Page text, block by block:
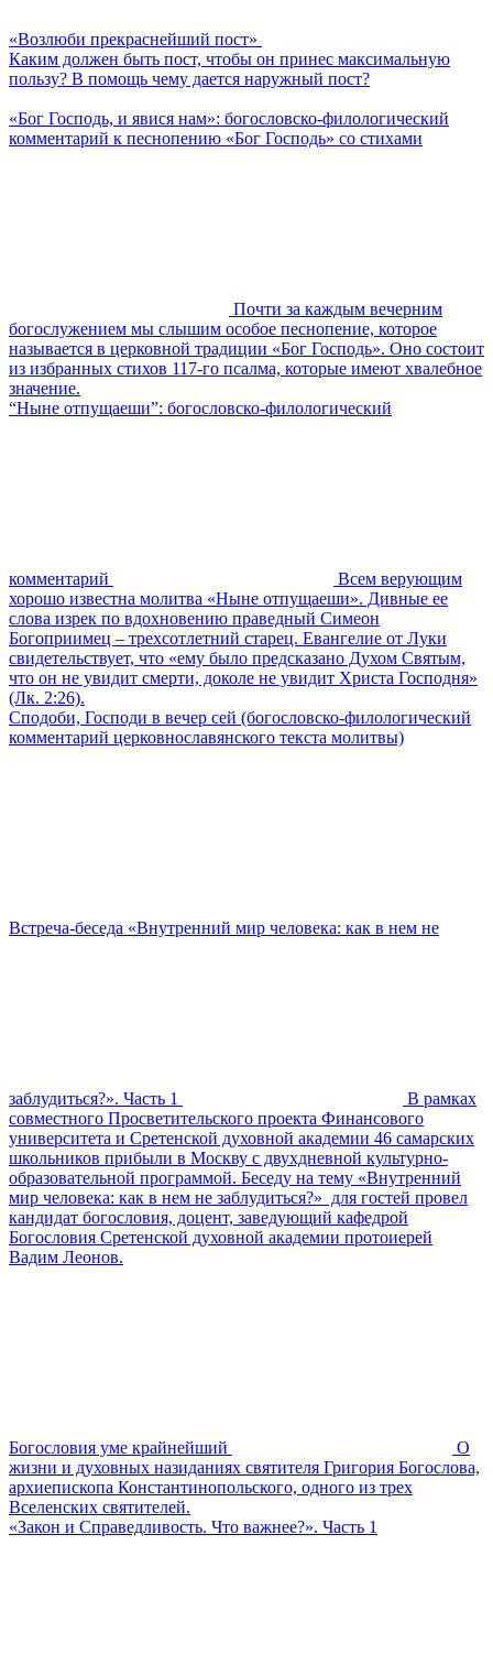
«Возлюби прекраснейший пост»
Каким должен быть пост, чтобы он принес максимальную
пользу? В помощь чему дается наружный пост?
«Бог Господь, и явися нам»: богословско-филологический
комментарий к песнопению «Бог Господь» со стихами
Почти за каждым вечерним
богослужением мы слышим особое песнопение, которое
называется в церковной традиции «Бог Господь». Оно состоит
из избранных стихов 117-го псалма, которые имеют хвалебное
значение.
“Ныне отпущаеши”: богословско-филологический
комментарий
Всем верующим
хорошо известна молитва «Ныне отпущаеши». Дивные ее
слова изрек по вдохновению праведный Симеон
Богоприимец – трехсотлетний старец. Евангелие от Луки
свидетельствует, что «ему было предсказано Духом Святым,
что он не увидит смерти, доколе не увидит Христа Господня»
(Лк. 2:26).
Сподоби, Господи в вечер сей (богословско-филологический
комментарий церковнославянского текста молитвы)
Встреча-беседа «Внутренний мир человека: как в нем не
заблудиться?». Часть 1
В рамках
совместного Просветительского проекта Финансового
университета и Сретенской духовной академии 46 самарских
школьников прибыли в Москву с двухдневной культурно-
образовательной программой. Беседу на тему «Внутренний
мир человека: как в нем не заблудиться?» для гостей провел
кандидат богословия, доцент, заведующий кафедрой
Богословия Сретенской духовной академии протоиерей
Вадим Леонов.
Богословия уме крайнейший
О
жизни и духовных назиданиях святителя Григория Богослова,
архиепископа Константинопольского, одного из трех
Вселенских святителей.
«Закон и Справедливость. Что важнее?». Часть 1